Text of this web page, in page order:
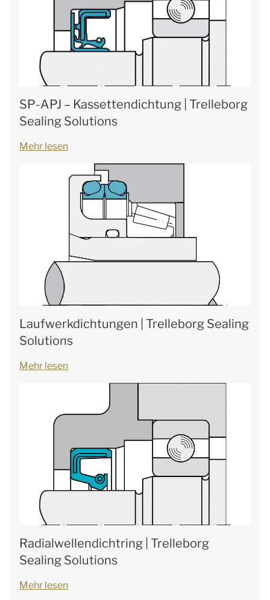
SP-APJ – Kassettendichtung | Trelleborg
Sealing Solutions
Mehr lesen
Laufwerkdichtungen | Trelleborg Sealing
Solutions
Mehr lesen
Radialwellendichtring | Trelleborg
Sealing Solutions
Mehr lesen